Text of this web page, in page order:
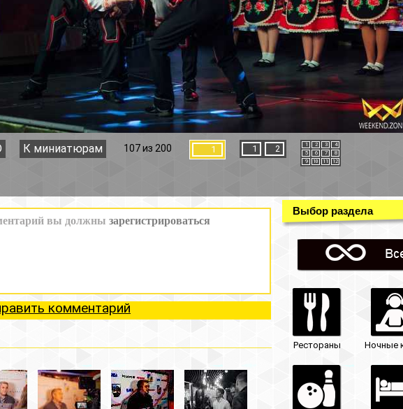
107 из 200 1 1 2 2 3
4
8
Выбор раздела
Рестораны Ночные клубы Магазины